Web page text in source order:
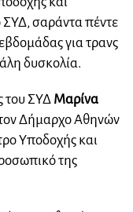
ΣΥΔ, σαράντα πέντε
για τρανς
δυσκολία.
του ΣΥΔ Μαρίνα
Δήμαρχο Αθηνών
Υποδοχής και
της